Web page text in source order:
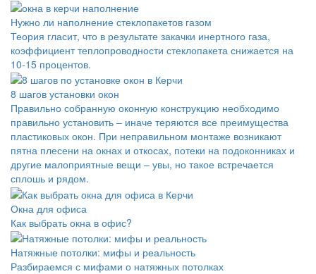
Нужно ли наполнение стеклопакетов газом
Теория гласит, что в результате закачки инертного газа,
коэффициент теплопроводности стеклопакета снижается на
10-15 процентов.
8 шагов установки окон
Правильно собранную оконную конструкцию необходимо
правильно установить – иначе теряются все преимущества
пластиковых окон. При неправильном монтаже возникают
пятна плесени на окнах и откосах, потеки на подоконниках и
другие малоприятные вещи – увы, но такое встречается
сплошь и рядом.
Окна для офиса
Как выбрать окна в офис?
Натяжные потолки: мифы и реальность
Разбираемся с мифами о натяжных потолках